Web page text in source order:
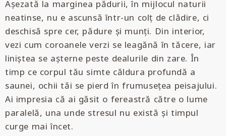
Așezată la marginea pădurii, în mijlocul naturii
neatinse, nu e ascunsă într-un colț de clădire, ci
deschisă spre cer, pădure și munți. Din interior,
vezi cum coroanele verzi se leagănă în tăcere, iar
liniștea se așterne peste dealurile din zare. În
timp ce corpul tău simte căldura profundă a
saunei, ochii tăi se pierd în frumusețea peisajului.
Ai impresia că ai găsit o fereastră către o lume
paralelă, una unde stresul nu există și timpul
curge mai încet.